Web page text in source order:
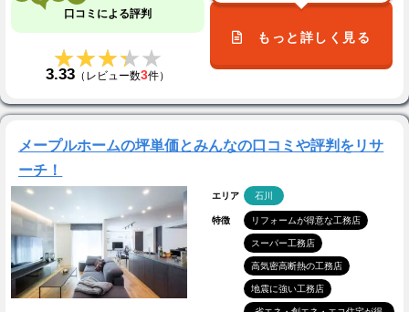
口コミによる評判
★★★★★
★★★★★
3.33 （レビュー数3件）
もっと詳しく見る
メープルホームの坪単価とみんなの口コミや評判をリサ
ーチ！
エリア 石川
特徴 リフォームが得意な工務店
スーパー工務店
高気密高断熱の工務店
地震に強い工務店